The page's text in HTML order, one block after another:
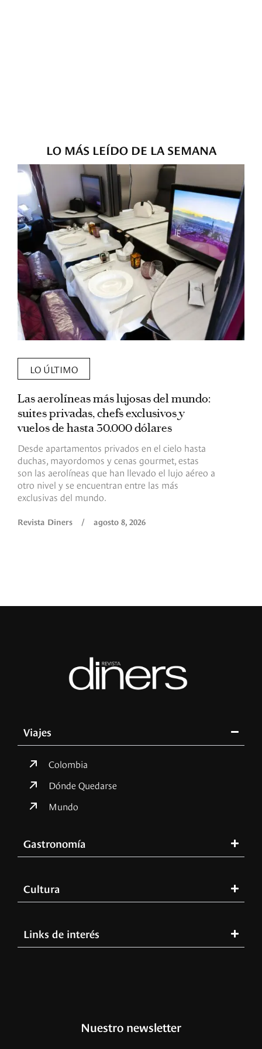
LO MÁS LEÍDO DE LA SEMANA
LO ÚLTIMO
Las aerolíneas más lujosas del mundo:
suites privadas, chefs exclusivos y
vuelos de hasta 30.000 dólares
Desde apartamentos privados en el cielo hasta
duchas, mayordomos y cenas gourmet, estas
son las aerolíneas que han llevado el lujo aéreo a
otro nivel y se encuentran entre las más
exclusivas del mundo.
Revista Diners / agosto 8, 2026
Viajes
Colombia
Dónde Quedarse
Mundo
Gastronomía
Cultura
Links de interés
Nuestro newsletter